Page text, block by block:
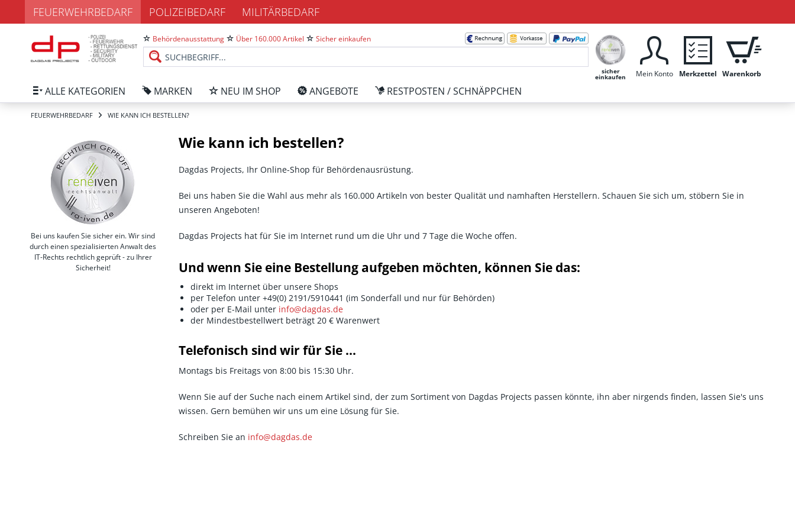
FEUERWEHRBEDARF POLIZEIBEDARF MILITÄRBEDARF
Behördenausstattung Über 160.000 Artikel Sicher einkaufen
sicher
einkaufen Mein Konto Merkzettel Warenkorb
ALLE KATEGORIEN MARKEN NEU IM SHOP ANGEBOTE RESTPOSTEN / SCHNÄPPCHEN
FEUERWEHRBEDARF WIE KANN ICH BESTELLEN?
Bei uns kaufen Sie sicher ein. Wir sind
durch einen spezialisierten Anwalt des
IT-Rechts rechtlich geprüft - zu Ihrer
Sicherheit!
Wie kann ich bestellen?
Dagdas Projects, Ihr Online-Shop für Behördenausrüstung.
Bei uns haben Sie die Wahl aus mehr als 160.000 Artikeln von bester Qualität und namhaften Herstellern. Schauen Sie sich um, stöbern Sie in
unseren Angeboten!
Dagdas Projects hat für Sie im Internet rund um die Uhr und 7 Tage die Woche offen.
Und wenn Sie eine Bestellung aufgeben möchten, können Sie das:
direkt im Internet über unsere Shops
per Telefon unter +49(0) 2191/5910441 (im Sonderfall und nur für Behörden)
oder per E-Mail unter info@dagdas.de
der Mindestbestellwert beträgt 20 € Warenwert
Telefonisch sind wir für Sie ...
Montags bis Freitags von 8:00 bis 15:30 Uhr.
Wenn Sie auf der Suche nach einem Artikel sind, der zum Sortiment von Dagdas Projects passen könnte, ihn aber nirgends finden, lassen Sie's uns
wissen. Gern bemühen wir uns um eine Lösung für Sie.
Schreiben Sie an info@dagdas.de